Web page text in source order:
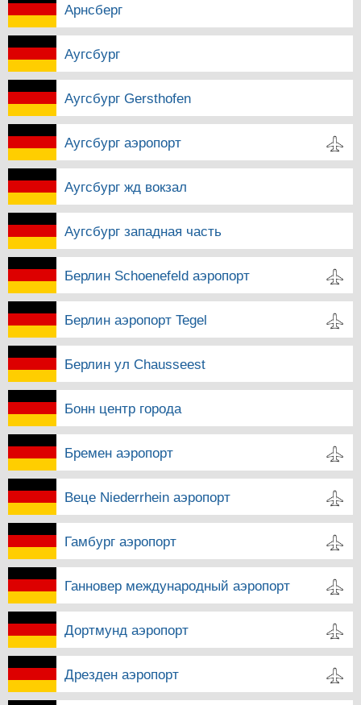
Арнсберг
Аугсбург
Аугсбург Gersthofen
Аугсбург аэропорт
Аугсбург жд вокзал
Аугсбург западная часть
Берлин Schoenefeld аэропорт
Берлин аэропорт Tegel
Берлин ул Chausseest
Бонн центр города
Бремен аэропорт
Веце Niederrhein аэропорт
Гамбург аэропорт
Ганновер международный аэропорт
Дортмунд аэропорт
Дрезден аэропорт